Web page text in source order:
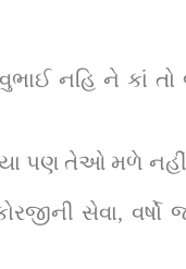
નહિ ને કાં તો
પણ તેઓ મળે
સેવા,